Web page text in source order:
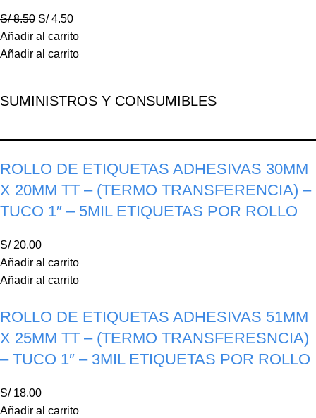
S/8.50 S/4.50
Añadir al carrito
Añadir al carrito
SUMINISTROS Y CONSUMIBLES
ROLLO DE ETIQUETAS ADHESIVAS 30MM
X 20MM TT – (TERMO TRANSFERENCIA) –
TUCO 1″ – 5MIL ETIQUETAS POR ROLLO
S/20.00
Añadir al carrito
Añadir al carrito
ROLLO DE ETIQUETAS ADHESIVAS 51MM
X 25MM TT – (TERMO TRANSFERESNCIA)
– TUCO 1″ – 3MIL ETIQUETAS POR ROLLO
S/18.00
Añadir al carrito